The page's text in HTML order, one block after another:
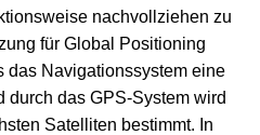
nachvollziehen zu
für Global Positioning
das Navigationssystem eine
durch das GPS-System wird
Satelliten bestimmt. In